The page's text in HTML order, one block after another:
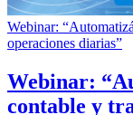
Webinar:
operaciones diarias”
Webinar:
contable y